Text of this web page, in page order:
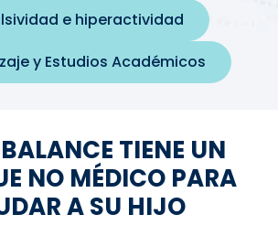
e hiperactividad
y Estudios Académicos
TIENE UN
NO MÉDICO PARA
A SU HIJO